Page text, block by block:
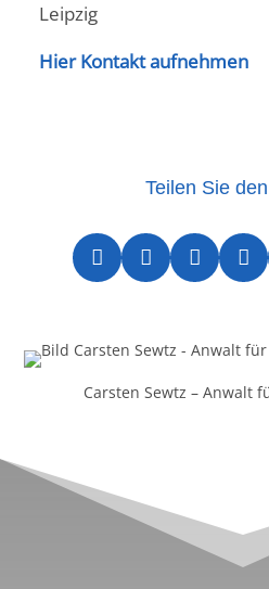
Leipzig
Hier Kontakt aufnehmen
Teilen Sie
   
Carsten Sewtz – Anwalt